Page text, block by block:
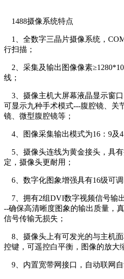
1488摄像系统特点
1、全数字三晶片摄像系统，
行扫描；
2、采集及输出图像像素
线；
3、摄像主机大屏幕液晶显示窗
可显示九种手术模式---腹腔镜、关
镜、微型腹腔镜等；
4、图像采集输出模式为16：9及4
5、摄像头连线为黄金接头，具
定，摄像头更耐用；
6、数字化图象增强具有16级可调
7、拥有2组DVI数字视频信号输
--确保高清晰度图象的输出质量，
信号传输无损失；
8、摄像头上有可发光的与主机
控键，可遥控白平衡，图像的放大
9、内置宽带网接口，自动联网自